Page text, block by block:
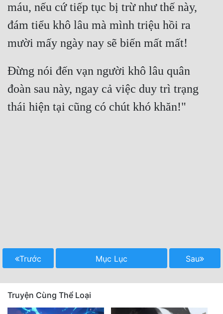
máu, nếu cứ tiếp tục bị trừ như thế này,
đám tiểu khô lâu mà mình triệu hồi ra
Đừng nói đến vạn người khô lâu quân
đoàn sau này, ngay cả việc duy trì trạng
Trước Mục Lục Sau
Truyện Cùng Thể Loại